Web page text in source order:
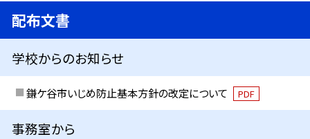
配布文書
学校からのお知らせ
鎌ケ谷市いじめ防止基本方針の改定について PDF
事務室から